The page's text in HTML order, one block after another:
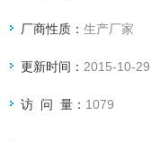
厂商性质：生产厂家
更新时间： 2015-10-29
访 问 量： 1079